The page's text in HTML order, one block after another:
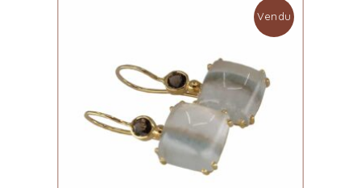
Vendu